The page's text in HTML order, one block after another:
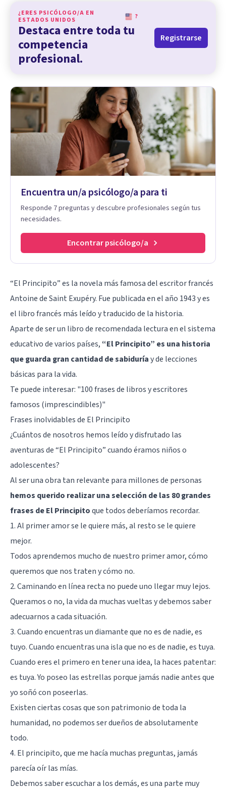
¿ERES PSICÓLOGO/A EN
ESTADOS UNIDOS
?
Destaca entre toda tu
competencia
profesional.
Registrarse
Encuentra un/a psicólogo/a para ti
Responde 7 preguntas y descubre profesionales según tus
necesidades.
Encontrar psicólogo/a
“El Principito”es la novela más famosa del escritor francés
Antoine de Saint Exupéry. Fue publicada en el año 1943 y es
el libro francés más leído y traducido de la historia.
Aparte de ser un libro de recomendada lectura en el sistema
educativo de varios países, “El Principito” es una historia
que guarda gran cantidad de sabiduríay de lecciones
básicas para la vida.
Te puede interesar: "100 frases de libros y escritores
famosos (imprescindibles)"
Frases inolvidables de El Principito
¿Cuántos de nosotros hemos leído y disfrutado las
aventuras de “El Principito” cuando éramos niños o
adolescentes?
Al ser una obra tan relevante para millones de personas
hemos querido realizar una selección de las 80 grandes
frases de El Principitoque todos deberíamos recordar.
1. Al primer amor se le quiere más, al resto se le quiere
mejor.
Todos aprendemos mucho de nuestro primer amor, cómo
queremos que nos traten y cómo no.
2. Caminando en línea recta no puede uno llegar muy lejos.
Queramos o no, la vida da muchas vueltas y debemos saber
adecuarnos a cada situación.
3. Cuando encuentras un diamante que no es de nadie, es
tuyo. Cuando encuentras una isla que no es de nadie, es tuya.
Cuando eres el primero en tener una idea, la haces patentar:
es tuya. Yo poseo las estrellas porque jamás nadie antes que
yo soñó con poseerlas.
Existen ciertas cosas que son patrimonio de toda la
humanidad, no podemos ser dueños de absolutamente
todo.
4. El principito, que me hacía muchas preguntas, jamás
parecía oír las mías.
Debemos saber escuchar a los demás, es una parte muy